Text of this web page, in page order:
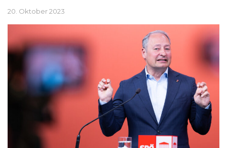
20. Oktober 2023